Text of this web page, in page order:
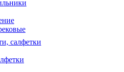
салфетки